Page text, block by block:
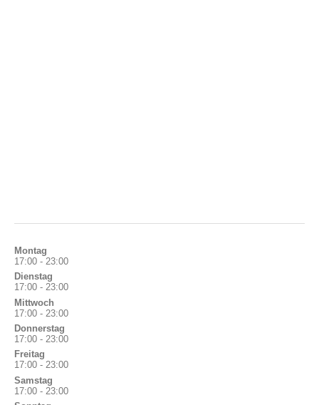
Montag
17:00 - 23:00
Dienstag
17:00 - 23:00
Mittwoch
17:00 - 23:00
Donnerstag
17:00 - 23:00
Freitag
17:00 - 23:00
Samstag
17:00 - 23:00